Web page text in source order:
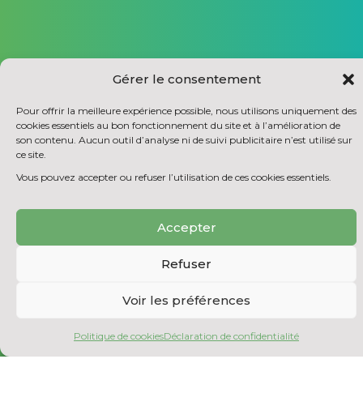
Gérer le consentement
Pour offrir la meilleure expérience possible, nous utilisons uniquement des
cookies essentiels au bon fonctionnement du site et à l’amélioration de
son contenu. Aucun outil d’analyse ni de suivi publicitaire n’est utilisé sur
ce site.
Vous pouvez accepter ou refuser l’utilisation de ces cookies essentiels.
Accepter
Refuser
Voir les préférences
Politique de cookiesDéclaration de confidentialité
REMPLACEZ UN PRODUIT CHIMIQUE PAR UN
PRODUIT BIOSOURCÉ